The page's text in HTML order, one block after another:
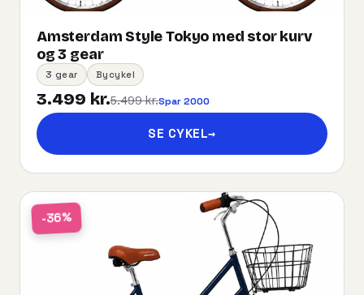
Amsterdam Style Tokyo med stor kurv
og 3 gear
3 gear Bycykel
3.499 kr.5.499 kr.Spar 2000
SE CYKEL→
-36%